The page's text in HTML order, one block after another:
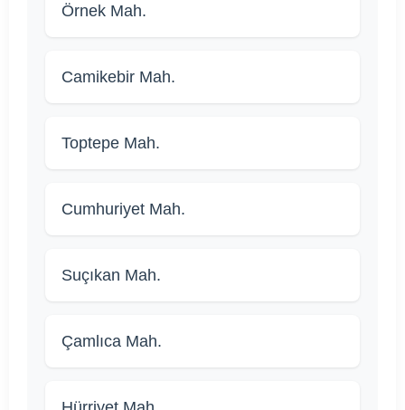
Örnek Mah.
Camikebir Mah.
Toptepe Mah.
Cumhuriyet Mah.
Suçıkan Mah.
Çamlıca Mah.